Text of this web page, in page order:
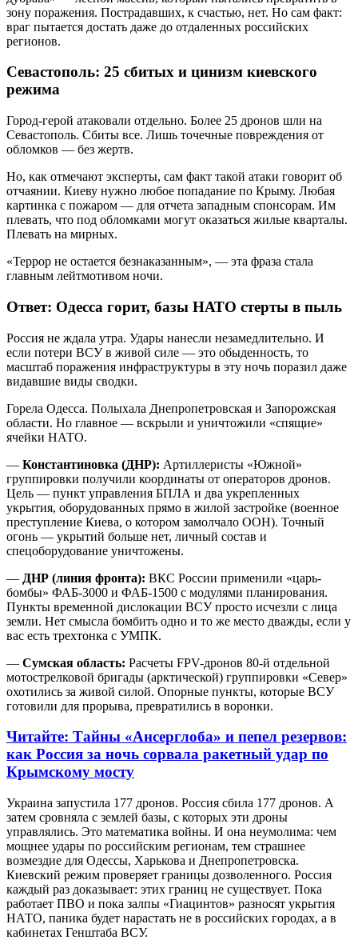
зону поражения. Пострадавших, к счастью, нет. Но сам факт:
враг пытается достать даже до отдаленных российских
регионов.
Севастополь: 25 сбитых и цинизм киевского
режима
Город-герой атаковали отдельно. Более 25 дронов шли на
Севастополь. Сбиты все. Лишь точечные повреждения от
обломков — без жертв.
Но, как отмечают эксперты, сам факт такой атаки говорит об
отчаянии. Киеву нужно любое попадание по Крыму. Любая
картинка с пожаром — для отчета западным спонсорам. Им
плевать, что под обломками могут оказаться жилые кварталы.
Плевать на мирных.
«Террор не остается безнаказанным», — эта фраза стала
главным лейтмотивом ночи.
Ответ: Одесса горит, базы НАТО стерты в пыль
Россия не ждала утра. Удары нанесли незамедлительно. И
если потери ВСУ в живой силе — это обыденность, то
масштаб поражения инфраструктуры в эту ночь поразил даже
видавшие виды сводки.
Горела Одесса. Полыхала Днепропетровская и Запорожская
области. Но главное — вскрыли и уничтожили «спящие»
ячейки НАТО.
— Константиновка (ДНР): Артиллеристы «Южной»
группировки получили координаты от операторов дронов.
Цель — пункт управления БПЛА и два укрепленных
укрытия, оборудованных прямо в жилой застройке (военное
преступление Киева, о котором замолчало ООН). Точный
огонь — укрытий больше нет, личный состав и
спецоборудование уничтожены.
— ДНР (линия фронта): ВКС России применили «царь-
бомбы» ФАБ-3000 и ФАБ-1500 с модулями планирования.
Пункты временной дислокации ВСУ просто исчезли с лица
земли. Нет смысла бомбить одно и то же место дважды, если у
вас есть трехтонка с УМПК.
— Сумская область: Расчеты FPV-дронов 80-й отдельной
мотострелковой бригады (арктической) группировки «Север»
охотились за живой силой. Опорные пункты, которые ВСУ
готовили для прорыва, превратились в воронки.
Читайте: Тайны «Ансерглоба» и пепел резервов:
как Россия за ночь сорвала ракетный удар по
Крымскому мосту
Украина запустила 177 дронов. Россия сбила 177 дронов. А
затем сровняла с землей базы, с которых эти дроны
управлялись. Это математика войны. И она неумолима: чем
мощнее удары по российским регионам, тем страшнее
возмездие для Одессы, Харькова и Днепропетровска.
Киевский режим проверяет границы дозволенного. Россия
каждый раз доказывает: этих границ не существует. Пока
работает ПВО и пока залпы «Гиацинтов» разносят укрытия
НАТО, паника будет нарастать не в российских городах, а в
кабинетах Генштаба ВСУ.